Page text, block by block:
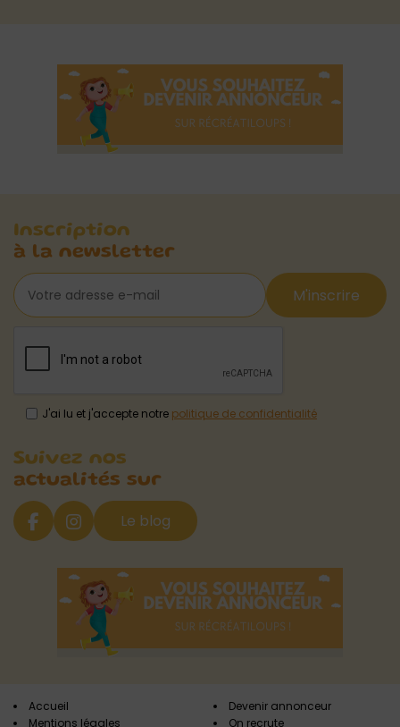
Inscription
à la newsletter
M'inscrire
J'ai lu et j'accepte notre politique de confidentialité
Suivez nos
actualités sur
Le blog
Accueil
Mentions légales
Devenir annonceur
On recrute